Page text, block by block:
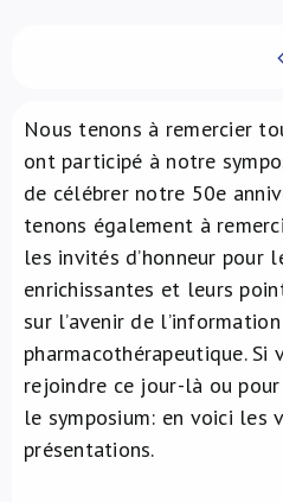
À propos de nous
NL
Nous tenons à remercier
ont participé à notre
de célébrer notre 50e
tenons également à
les invités d’honneur pour
enrichissantes et leurs
sur l’avenir de l’information
pharmacothérapeutique. Si
rejoindre ce jour-là ou
le symposium: en voici les
présentations.